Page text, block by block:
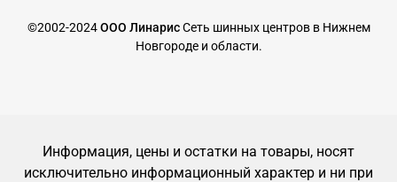
©2002-2024ООО ЛинарисСеть шинных центров в Нижнем
Новгороде и области.
Информация, цены и остатки на товары, носят
исключительно информационный характер и ни при